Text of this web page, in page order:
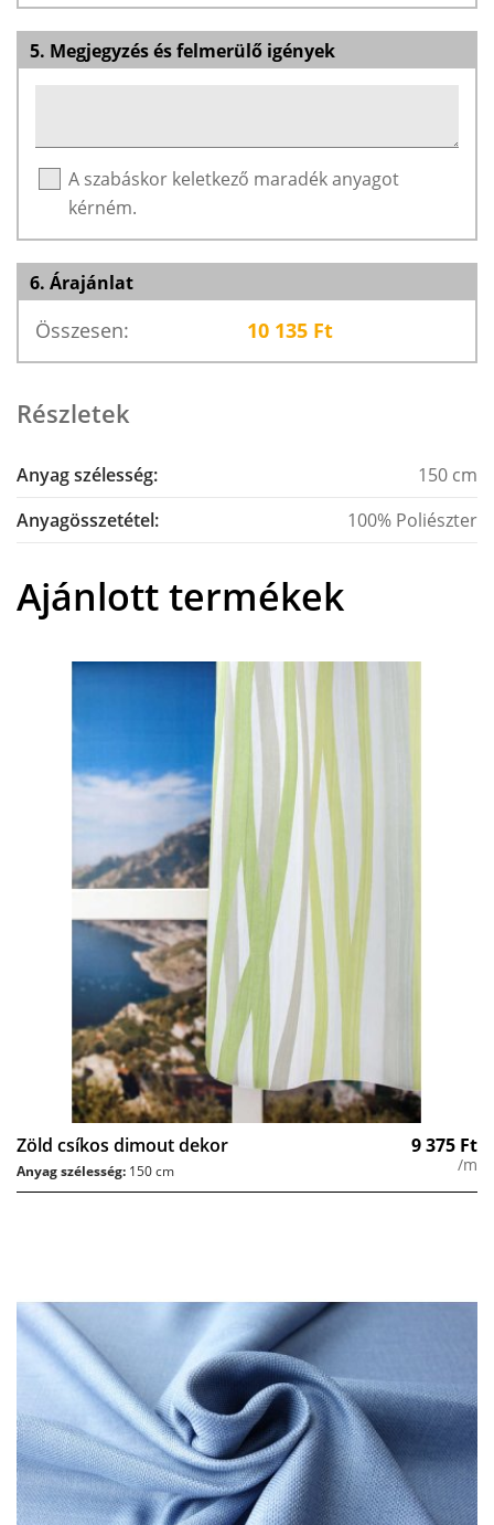
5. Megjegyzés és felmerülő igények
A szabáskor keletkező maradék anyagot
kérném.
6. Árajánlat
Összesen: 10 135 Ft
Részletek
Anyag szélesség:
150 cm
Anyagösszetétel:
100% Poliészter
Ajánlott termékek
Zöld csíkos dimout dekor 9 375 Ft
/m
Anyag szélesség: 150 cm